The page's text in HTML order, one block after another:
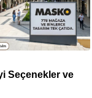
Seçenekler ve